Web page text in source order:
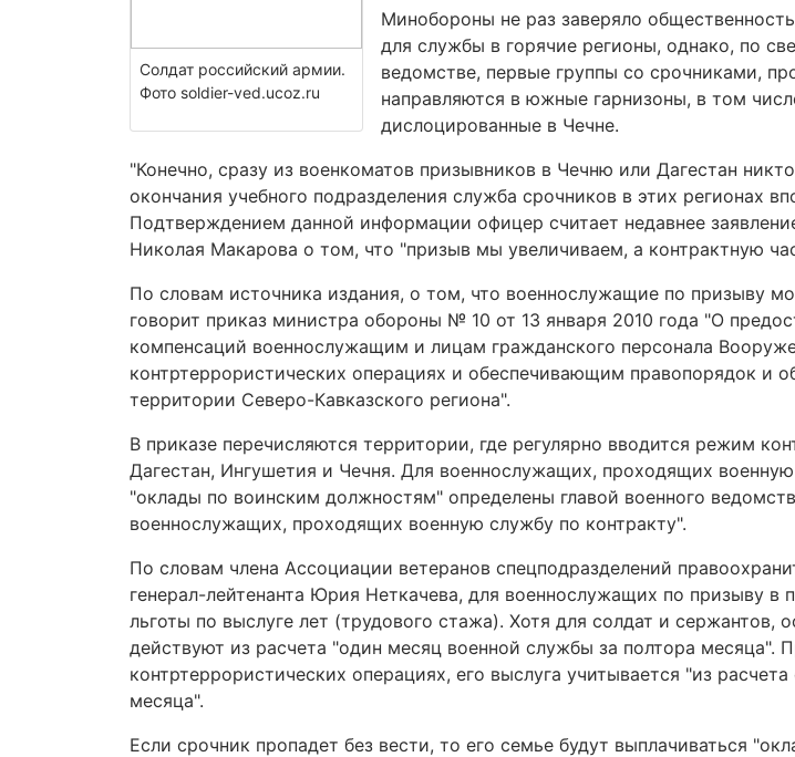
Солдат российский армии.
Фото soldier-ved.ucoz.ru
Минобороны не раз заверяло
для службы в горячие регионы, однако, по
ведомстве, первые группы со срочниками,
направляются в южные гарнизоны, в том
дислоцированные в Чечне.
"Конечно, сразу из военкоматов призывников в Чечню или Дагестан
окончания учебного подразделения служба срочников в этих регионах
Подтверждением данной информации офицер считает недавнее
Николая Макарова о том, что "призыв мы увеличиваем, а контрактную
По словам источника издания, о том, что военнослужащие по призыву
говорит приказ министра обороны № 10 от 13 января 2010 года "О
компенсаций военнослужащим и лицам гражданского персонала
контртеррористических операциях и обеспечивающим правопорядок и
территории Северо-Кавказского региона".
В приказе перечисляются территории, где регулярно вводится режим
Дагестан, Ингушетия и Чечня. Для военнослужащих, проходящих
"оклады по воинским должностям" определены главой военного
военнослужащих, проходящих военную службу по контракту".
По словам члена Ассоциации ветеранов спецподразделений
генерал-лейтенанта Юрия Неткачева, для военнослужащих по призыву
льготы по выслуге лет (трудового стажа). Хотя для солдат и сержантов,
действуют из расчета "один месяц военной службы за полтора месяца".
контртеррористических операциях, его выслуга учитывается "из
месяца".
Если срочник пропадет без вести, то его семье будут выплачиваться